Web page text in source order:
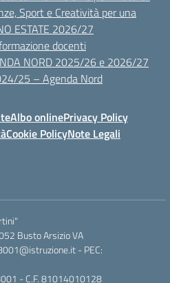
Sport e Creatività per una
ESTATE 2026/27
docenti
NORD 2025/26 e 2026/27
25 – Agenda Nord
Albo onlinePrivacy Policy
Cookie PolicyNote Legali
Busto Arsizio VA
- PEC:
- C.F. 81014010128